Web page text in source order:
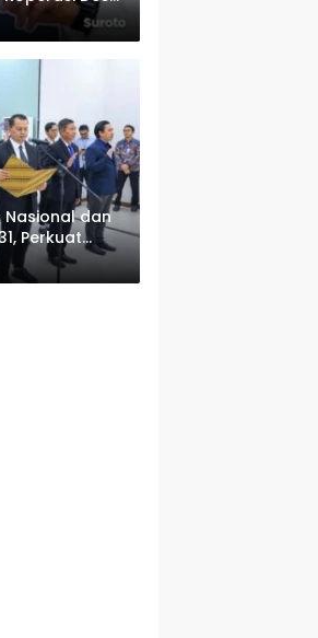
Nasional dan
Perkuat